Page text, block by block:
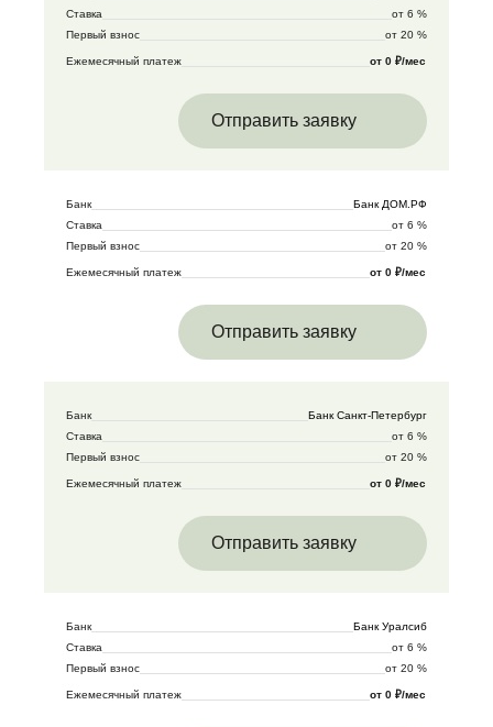
Ставка
от 6 %
Первый взнос
от 20 %
Ежемесячный платеж от 0 ₽/мес
Отправить заявку
Банк
Банк ДОМ.РФ
Ставка
от 6 %
Первый взнос
от 20 %
Ежемесячный платеж от 0 ₽/мес
Отправить заявку
Банк
Банк Санкт-Петербург
Ставка
от 6 %
Первый взнос
от 20 %
Ежемесячный платеж от 0 ₽/мес
Отправить заявку
Банк
Банк Уралсиб
Ставка
от 6 %
Первый взнос
от 20 %
Ежемесячный платеж от 0 ₽/мес